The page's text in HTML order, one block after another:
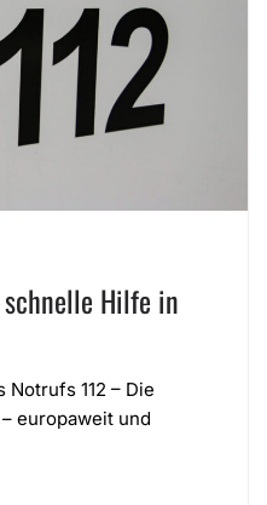
Hilfe in
112 – Die
europaweit und